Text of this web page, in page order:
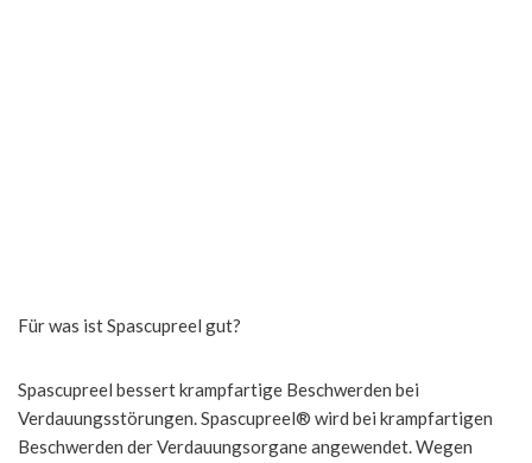
Für was ist Spascupreel gut?
Spascupreel bessert krampfartige Beschwerden bei
Verdauungsstörungen. Spascupreel® wird bei krampfartigen
Beschwerden der Verdauungsorgane angewendet. Wegen